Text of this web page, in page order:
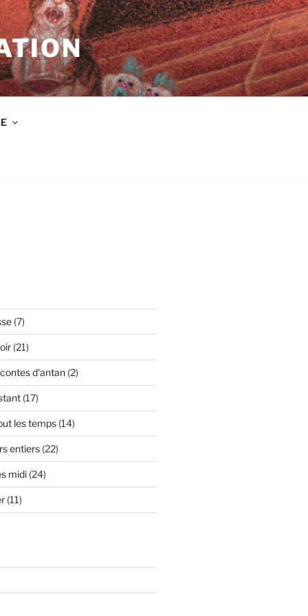
(7)
(21)
d'antan(2)
(17)
les temps(14)
entiers(22)
midi(24)
(11)